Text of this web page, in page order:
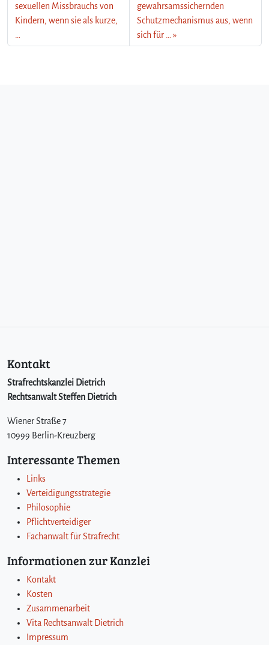
sexuellen Missbrauchs von
Kindern, wenn sie als kurze,
gewahrsamssichernden
Schutzmechanismus aus, wenn
sich für …
Kontakt
Strafrechtskanzlei Dietrich
Rechtsanwalt Steffen Dietrich
Wiener Straße 7
10999 Berlin-Kreuzberg
Interessante Themen
Links
Verteidigungsstrategie
Philosophie
Pflichtverteidiger
Fachanwalt für Strafrecht
Informationen zur Kanzlei
Kontakt
Kosten
Zusammenarbeit
Vita Rechtsanwalt Dietrich
Impressum